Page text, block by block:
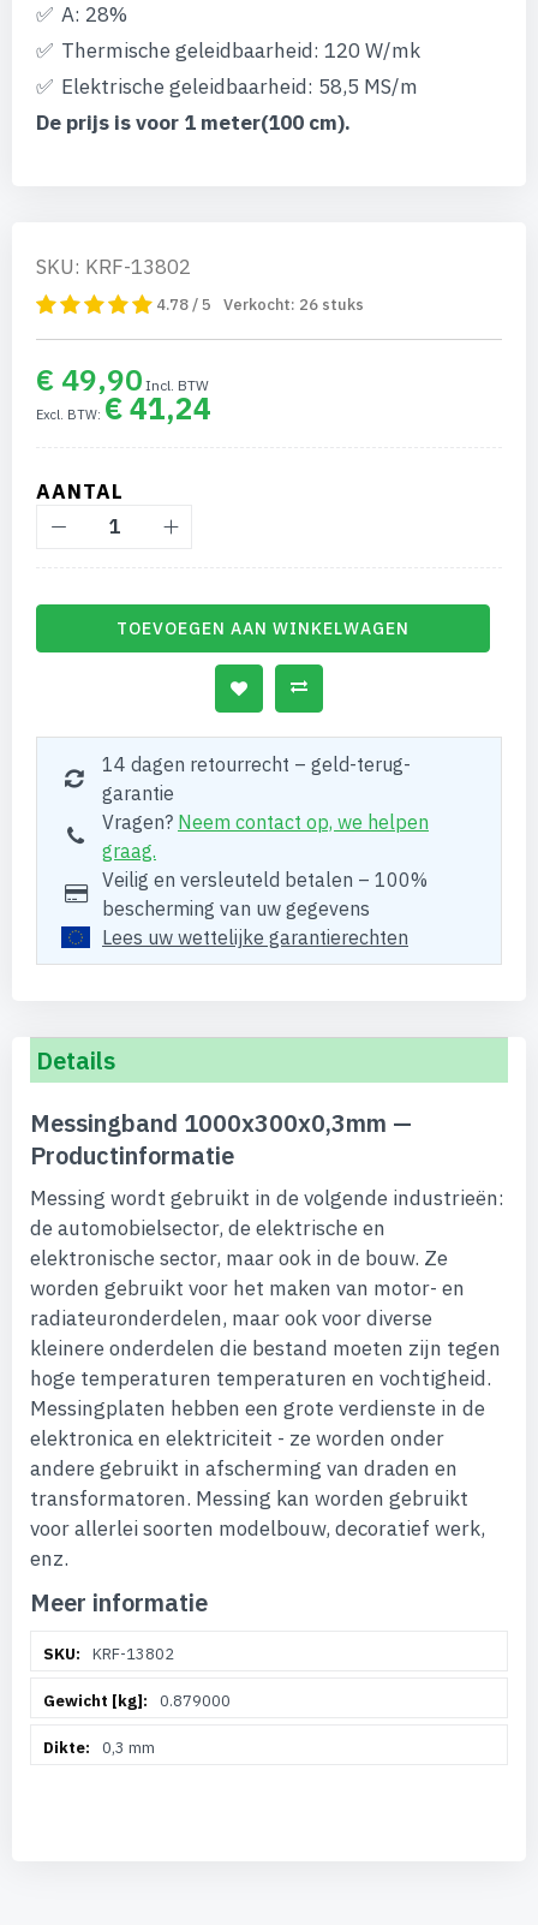
A: 28%
Thermische geleidbaarheid: 120 W/mk
Elektrische geleidbaarheid: 58,5 MS/m
De prijs is voor 1 meter(100 cm).
SKU: KRF-13802
4.78 / 5 Verkocht: 26 stuks
€ 49,90
€ 41,24
AANTAL
TOEVOEGEN AAN WINKELWAGEN
14 dagen retourrecht – geld-terug-
garantie
Vragen? Neem contact op, we helpen
graag.
Veilig en versleuteld betalen – 100%
bescherming van uw gegevens
Lees uw wettelijke garantierechten
Details
Messingband 1000x300x0,3mm —
Productinformatie
Messing wordt gebruikt in de volgende industrieën:
de automobielsector, de elektrische en
elektronische sector, maar ook in de bouw. Ze
worden gebruikt voor het maken van motor- en
radiateuronderdelen, maar ook voor diverse
kleinere onderdelen die bestand moeten zijn tegen
hoge temperaturen temperaturen en vochtigheid.
Messingplaten hebben een grote verdienste in de
elektronica en elektriciteit - ze worden onder
andere gebruikt in afscherming van draden en
transformatoren. Messing kan worden gebruikt
voor allerlei soorten modelbouw, decoratief werk,
enz.
Meer informatie
informatieKRF-13802
0.879000
0,3 mm